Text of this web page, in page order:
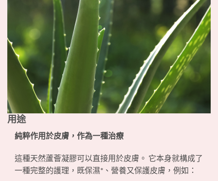
用途
純粹作用於皮膚，作為一種治療
這種天然蘆薈凝膠可以直接用於皮膚。 它本身就構成了
一種完整的護理，既保濕*、營養又保護皮膚，例如：